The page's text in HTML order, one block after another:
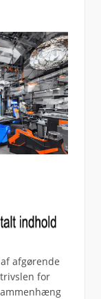
afgørende
for